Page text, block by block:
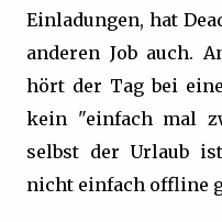
Einladungen, hat
anderen Job auch.
hört der Tag bei
kein "einfach mal
selbst der Urlaub
nicht einfach offline